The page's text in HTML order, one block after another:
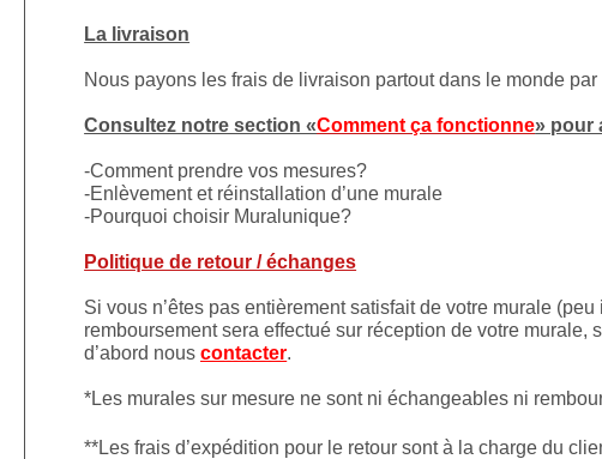
La livraison
Nous payons les frais de livraison partout dans le monde
Consultez notre section «Comment ça fonctionne» pour
-Comment prendre vos mesures?
-Enlèvement et réinstallation d’une murale
-Pourquoi choisir Muralunique?
Politique de retour / échanges
Si vous n’êtes pas entièrement satisfait de votre murale
remboursement sera effectué sur réception de votre
d’abord nouscontacter.
*Les murales sur mesure ne sont ni échangeables ni
**Les frais d’expédition pour le retour sont à la charge du